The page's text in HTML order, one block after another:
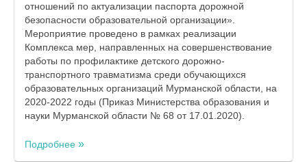
отношений по актуализации паспорта дорожной
безопасности образовательной организации».
Мероприятие проведено в рамках реализации
Комплекса мер, направленных на совершенствование
работы по профилактике детского дорожно-
транспортного травматизма среди обучающихся
образовательных организаций Мурманской области, на
2020-2022 годы (Приказ Министерства образования и
науки Мурманской области № 68 от 17.01.2020).
Подробнее